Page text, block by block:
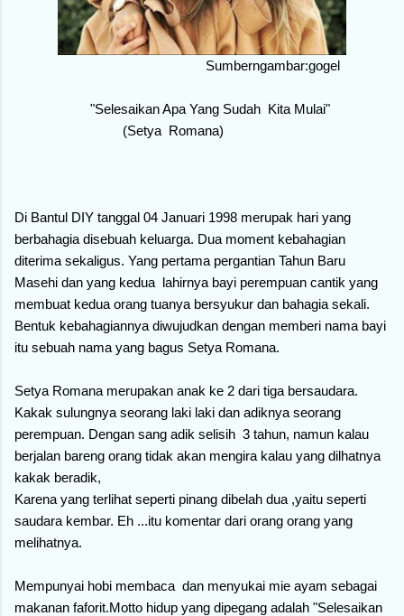
Sumberngambar:gogel
"Selesaikan Apa Yang Sudah Kita Mulai"
(Setya Romana)
Di Bantul DIY tanggal 04 Januari 1998 merupak hari yang
berbahagia disebuah keluarga. Dua moment kebahagian
diterima sekaligus. Yang pertama pergantian Tahun Baru
Masehi dan yang kedua lahirnya bayi perempuan cantik yang
membuat kedua orang tuanya bersyukur dan bahagia sekali.
Bentuk kebahagiannya diwujudkan dengan memberi nama bayi
itu sebuah nama yang bagus Setya Romana.
Setya Romana merupakan anak ke 2 dari tiga bersaudara.
Kakak sulungnya seorang laki laki dan adiknya seorang
perempuan. Dengan sang adik selisih 3 tahun, namun kalau
berjalan bareng orang tidak akan mengira kalau yang dilhatnya
kakak beradik,
Karena yang terlihat seperti pinang dibelah dua ,yaitu seperti
saudara kembar. Eh ...itu komentar dari orang orang yang
melihatnya.
Mempunyai hobi membaca dan menyukai mie ayam sebagai
makanan faforit.Motto hidup yang dipegang adalah "Selesaikan